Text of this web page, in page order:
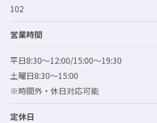
102
営業時間
平日8:30～12:00/15:00～19:30
土曜日8:30～15:00
※時間外・休日対応可能
定休日